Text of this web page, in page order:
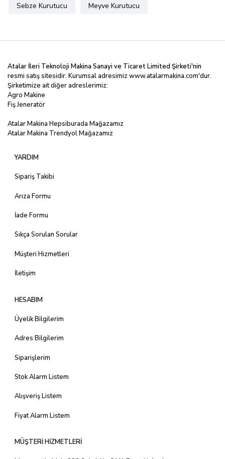
Sebze Kurutucu Meyve Kurutucu
Atalar İleri Teknoloji Makina Sanayi ve Ticaret Limited Şirketi'nin
resmi satış sitesidir. Kurumsal adresimizwww.atalarmakina.com'dur.
Şirketimize ait diğer adreslerimiz:
Agro Makine
Fiş Jeneratör
Atalar Makina Hepsiburada Mağazamız
Atalar Makina Trendyol Mağazamız
YARDIM
Sipariş Takibi
Arıza Formu
İade Formu
Sıkça Sorulan Sorular
Müşteri Hizmetleri
İletişim
HESABIM
Üyelik Bilgilerim
Adres Bilgilerim
Siparişlerim
Stok Alarm Listem
Alışveriş Listem
Fiyat Alarm Listem
MÜŞTERİ HİZMETLERİ